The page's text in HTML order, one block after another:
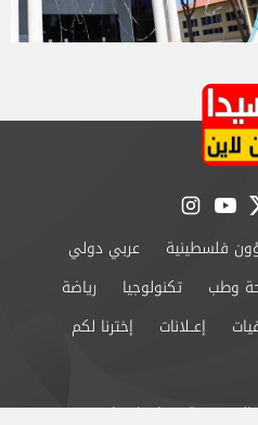
youtube
instagram
فلسطينية
عربي دولي
وطب تكنولوجيا
رياضة
إعــلانات
إخترنا لكم
اتصل بنا